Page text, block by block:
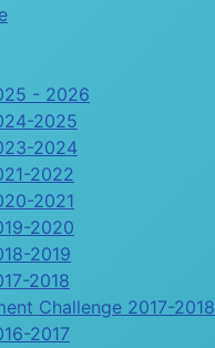
- 2026
2025
2024
2022
2021
2020
2019
2018
Challenge 2017-2018
2017